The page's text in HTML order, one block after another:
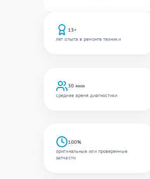
13+
лет опыта в ремонте техники
30 мин
среднее время диагностики
100%
оригинальные или проверенные
запчасти